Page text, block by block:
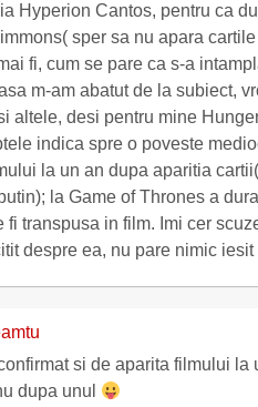
Hyperion Cantos, pentru ca
sper sa nu apara
fi, cum se pare ca s-a
m-am abatut de la subiect,
altele, desi pentru mine
indica spre o poveste
la un an dupa aparitia
la Game of Thrones a
fi transpusa in film. Imi cer
despre ea, nu pare nimic iesit
si de aparita filmului
dupa unul